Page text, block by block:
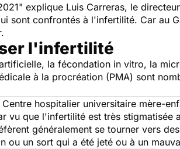
explique Luis Carreras, le
sont confrontés à l'infertilité. Car au
l'infertilité
la fécondation in vitro, la
à la procréation (PMA) sont
hospitalier universitaire mère-
vu que l'infertilité est très
généralement se tourner vers
ou un sort qui a été jeté ou à un